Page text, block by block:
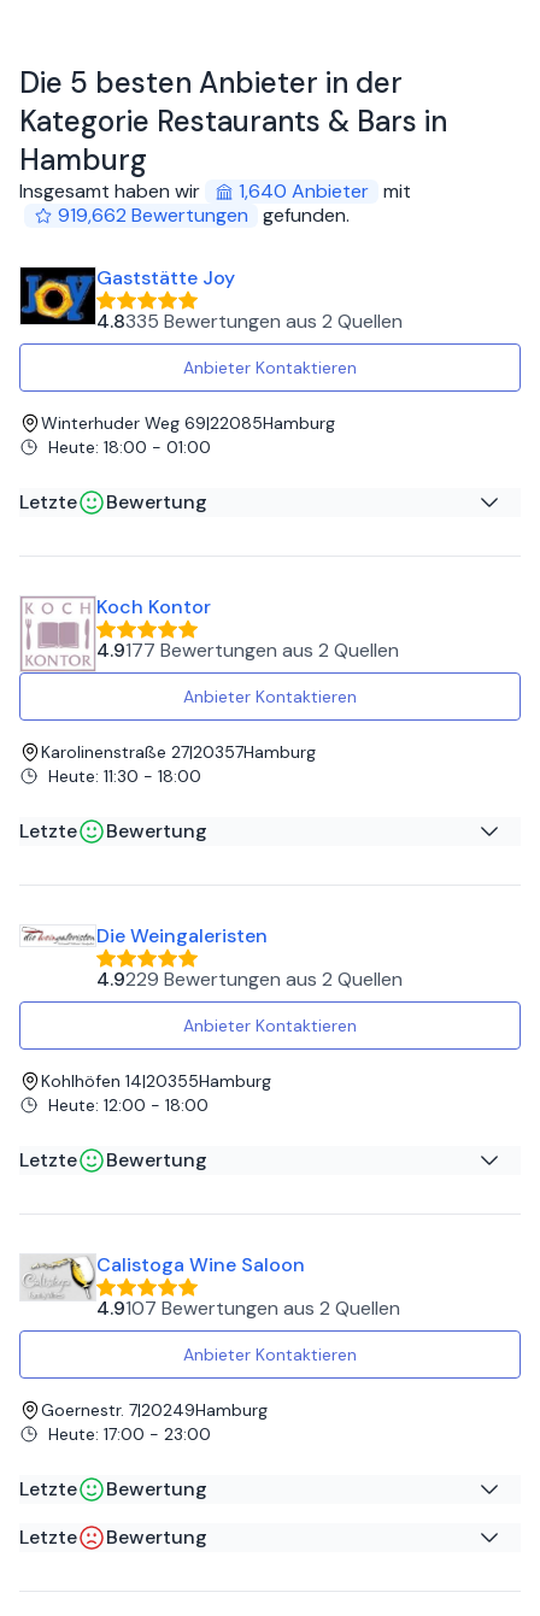
Die 5 besten Anbieter in der
Kategorie Restaurants & Bars in
Hamburg
Insgesamt haben wir 1,640 Anbieter mit
919,662 Bewertungen gefunden.
Gaststätte Joy
4.8335 Bewertungen aus 2 Quellen
Anbieter Kontaktieren
Winterhuder Weg 69|22085Hamburg
Heute: 18:00 - 01:00
Letzte Bewertung
Nasem A auf
Absolut zu empfehlen
Koch Kontor
4.9177 Bewertungen aus 2 Quellen
Anbieter Kontaktieren
Karolinenstraße 27|20357Hamburg
Heute: 11:30 - 18:00
Letzte Bewertung
David A auf
Der Kochkurs war ein außergewöhnlich schöner Abend:
zahlreiche kulinarische Highlights, gesellig, unterhaltsam
und eine Menge direkt vom Sternekoch gelernt 😊
Die Weingaleristen
4.9229 Bewertungen aus 2 Quellen
Anbieter Kontaktieren
Kohlhöfen 14|20355Hamburg
Heute: 12:00 - 18:00
Letzte Bewertung
Anna V auf
Super Laden:)Calistoga Wine Saloon
4.9107 Bewertungen aus 2 Quellen
Anbieter Kontaktieren
Goernestr. 7|20249Hamburg
Heute: 17:00 - 23:00
Letzte Bewertung
Bettina K auf
Letzte Bewertung
C. G auf